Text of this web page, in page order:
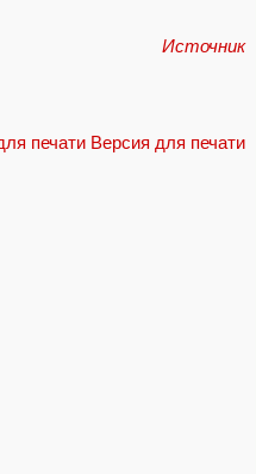
Источник
Версия для печати